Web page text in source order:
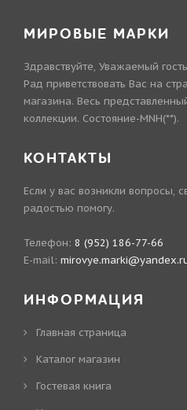
МИРОВЫЕ МАРКИ
Здравствуйте, Уважаемый
Рад приветствовать Вас на
магазина. Весь
коллекции. Состояние-MNH(**).
КОНТАКТЫ
Если у вас возникли вопросы,
радостью помогу.
Телефон: 8 (952) 186-77-66
E-mail:
ИНФОРМАЦИЯ
Главная страница
Каталог магазин
Гостевая книга